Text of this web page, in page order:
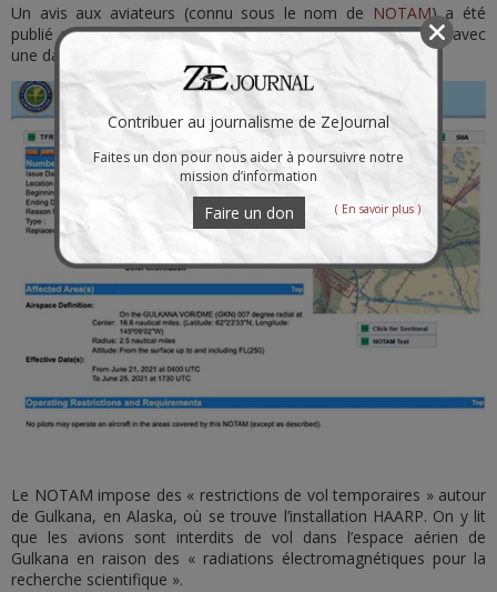
Un avis aux aviateurs (connu sous le nom de NOTAM) a été
publié par l’Administration fédérale de l’aviation le 17 juin, avec
une date de début allant du 21 au 25 juin.
Le NOTAM impose des « restrictions de vol temporaires » autour
de Gulkana, en Alaska, où se trouve l’installation HAARP. On y lit
que les avions sont interdits de vol dans l’espace aérien de
Gulkana en raison des « radiations électromagnétiques pour la
recherche scientifique ».
Contribuer au journalisme de ZeJournal
Faites un don pour nous aider à poursuivre notre
mission d’information
Faire un don ( En savoir plus )